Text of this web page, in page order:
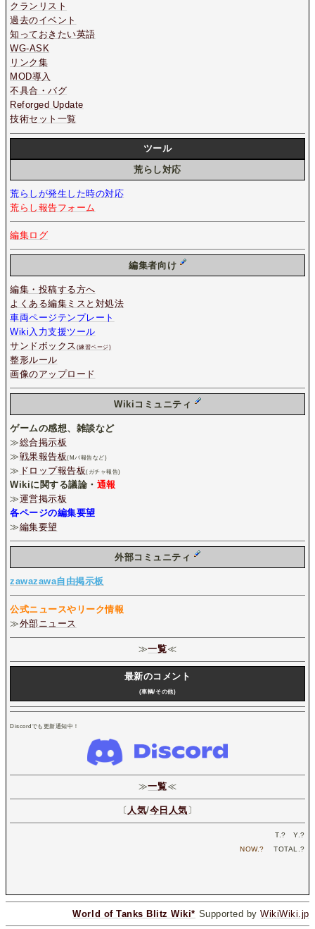
クランリスト
過去のイベント
知っておきたい英語
WG-ASK
リンク集
MOD導入
不具合・バグ
Reforged Update
技術セット一覧
ツール
荒らし対応
荒らしが発生した時の対応
荒らし報告フォーム
編集ログ
編集者向け
編集・投稿する方へ
よくある編集ミスと対処法
車両ページテンプレート
Wiki入力支援ツール
サンドボックス (練習ページ)
整形ルール
画像のアップロード
Wikiコミュニティ
ゲームの感想、雑談など
≫総合掲示板
≫戦果報告板(Mバ報告など)
≫ ドロップ報告板(ガチャ報告)
Wikiに関する議論・ 通報
≫運営掲示板
各ページの編集要望
≫編集要望
外部コミュニティ
zawazawa自由掲示板
公式ニュースやリーク情報
≫外部ニュース
≫一覧≪
最新のコメント
(車輌/その他)
Discordでも更新通知中！
≫一覧≪
〔 人気/今日人気 〕
T.? Y.?
NOW.? TOTAL.?
World of Tanks Blitz Wiki* Supported byWikiWiki.jp